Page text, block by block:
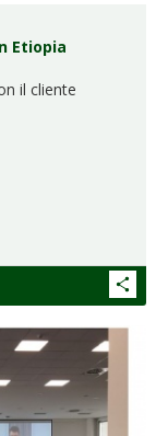
Etiopia
il cliente